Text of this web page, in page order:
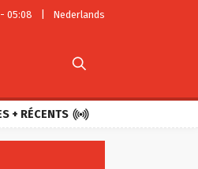
05:08 Nederlands

+ RÉCENTS 